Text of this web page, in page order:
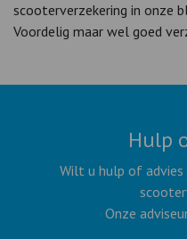
scooterverzekering in onze
Voordelig maar wel goed
Hulp
Wilt u hulp of
Onze